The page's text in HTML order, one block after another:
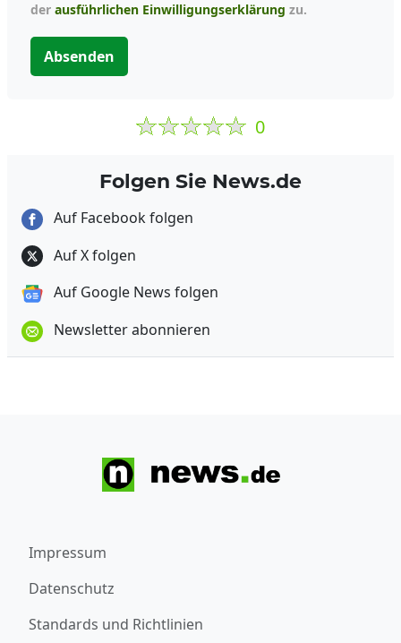
der ausführlichen Einwilligungserklärung zu.
Absenden
0
Folgen Sie News.de
Auf Facebook folgen
Auf X folgen
Auf Google News folgen
Newsletter abonnieren
Impressum
Datenschutz
Standards und Richtlinien